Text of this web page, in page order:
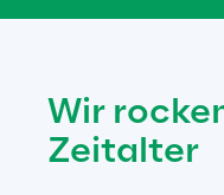
Wir
Zeitalter